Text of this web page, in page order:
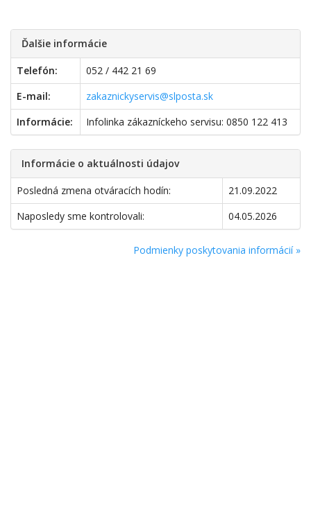
Ďalšie informácie
Telefón:
052 / 442 21 69
E-mail:
zakaznickyservis@slposta.sk
Informácie:
Infolinka zákazníckeho servisu: 0850 122 413
Informácie o aktuálnosti údajov
Posledná zmena otváracích hodín:
21.09.2022
Naposledy sme kontrolovali:
04.05.2026
Podmienky poskytovania informácií »